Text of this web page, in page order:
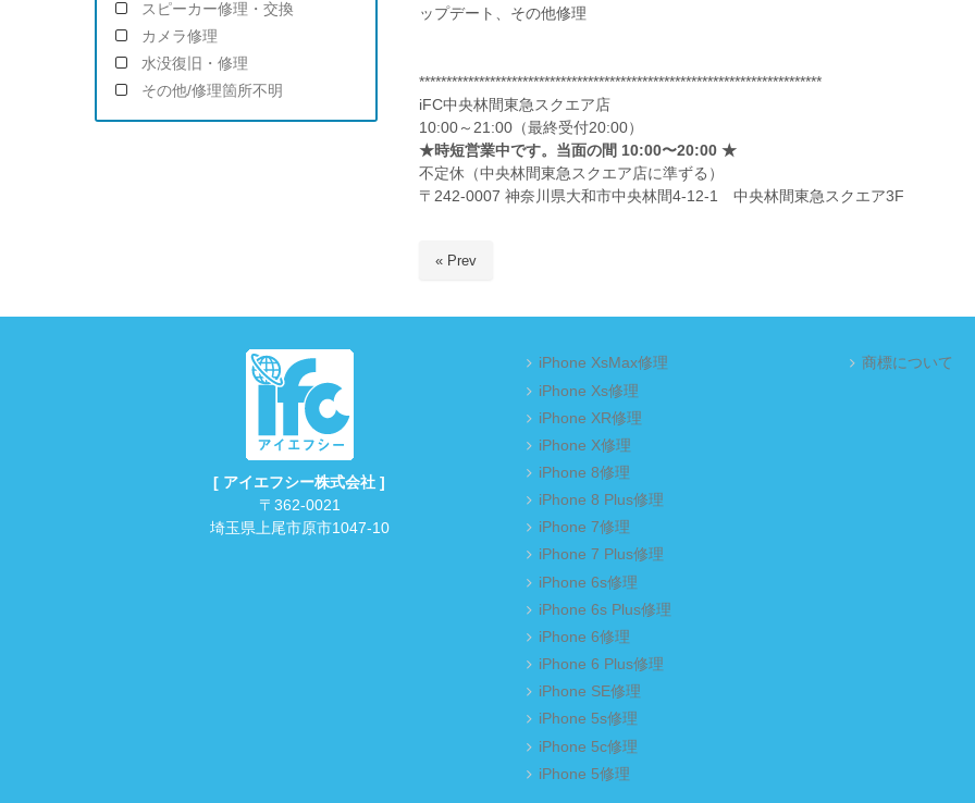
ップデート、その他修理
**************************************************************************
iFC中央林間東急スクエア店
10:00～21:00（最終受付20:00）
★時短営業中です。当面の間 10:00〜20:00 ★
不定休（中央林間東急スクエア店に準ずる）
〒242-0007 神奈川県大和市中央林間4-12-1 中央林間東急スクエア3F
« Prev
スピーカー修理・交換
カメラ修理
水没復旧・修理
その他/修理箇所不明
[ アイエフシー株式会社 ]
〒362-0021
埼玉県上尾市原市1047-10
iPhone XsMax修理
iPhone Xs修理
iPhone XR修理
iPhone X修理
iPhone 8修理
iPhone 8 Plus修理
iPhone 7修理
iPhone 7 Plus修理
iPhone 6s修理
iPhone 6s Plus修理
iPhone 6修理
iPhone 6 Plus修理
iPhone SE修理
iPhone 5s修理
iPhone 5c修理
iPhone 5修理
商標について